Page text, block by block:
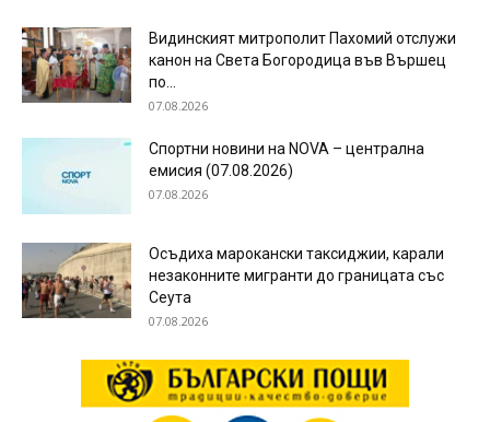
Видинският митрополит Пахомий отслужи
канон на Света Богородица във Вършец
по...
07.08.2026
Спортни новини на NOVA – централна
емисия (07.08.2026)
07.08.2026
Осъдиха марокански таксиджии, карали
незаконните мигранти до границата със
Сеута
07.08.2026